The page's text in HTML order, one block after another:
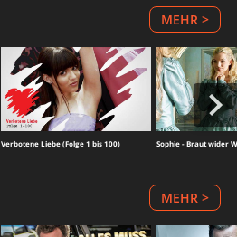
MEHR >
Verbotene Liebe (Folge 1 bis 100) Sophie - Braut wider
MEHR >